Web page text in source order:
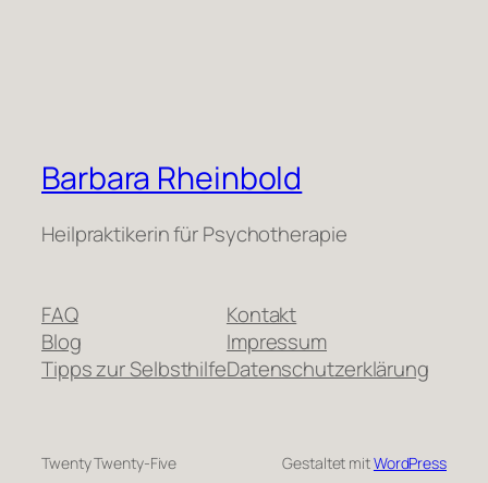
Barbara Rheinbold
Heilpraktikerin für Psychotherapie
FAQ
Blog
Tipps zur Selbsthilfe
Kontakt
Impressum
Datenschutzerklärung
Twenty Twenty-Five Gestaltet mitWordPress